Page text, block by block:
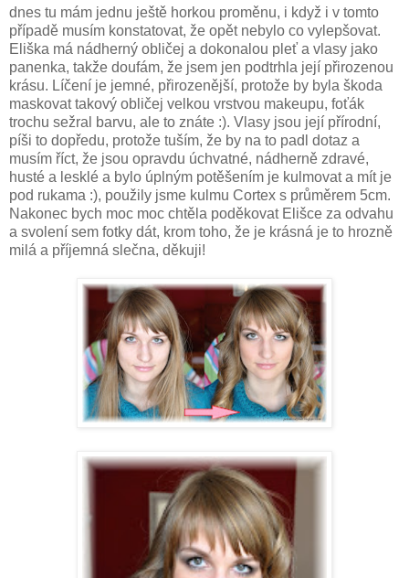
dnes tu mám jednu ještě horkou proměnu, i když i v tomto
případě musím konstatovat, že opět nebylo co vylepšovat.
Eliška má nádherný obličej a dokonalou pleť a vlasy jako
panenka, takže doufám, že jsem jen podtrhla její přirozenou
krásu. Líčení je jemné, přirozenější, protože by byla škoda
maskovat takový obličej velkou vrstvou makeupu, foťák
trochu sežral barvu, ale to znáte :). Vlasy jsou její přírodní,
píši to dopředu, protože tuším, že by na to padl dotaz a
musím říct, že jsou opravdu úchvatné, nádherně zdravé,
husté a lesklé a bylo úplným potěšením je kulmovat a mít je
pod rukama :), použily jsme kulmu Cortex s průměrem 5cm.
Nakonec bych moc moc chtěla poděkovat Elišce za odvahu
a svolení sem fotky dát, krom toho, že je krásná je to hrozně
milá a příjemná slečna, děkuji!